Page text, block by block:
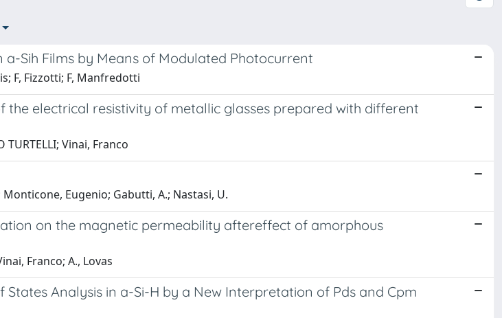
a-Sih Films by Means of Modulated Photocurrent
F, Fizzotti; F, Manfredotti
the electrical resistivity of metallic glasses prepared with different
TURTELLI; Vinai, Franco
Eugenio; Gabutti, A.; Nastasi, U.
on the magnetic permeability aftereffect of amorphous
Franco; A., Lovas
States Analysis in a-Si-H by a New Interpretation of Pds and Cpm